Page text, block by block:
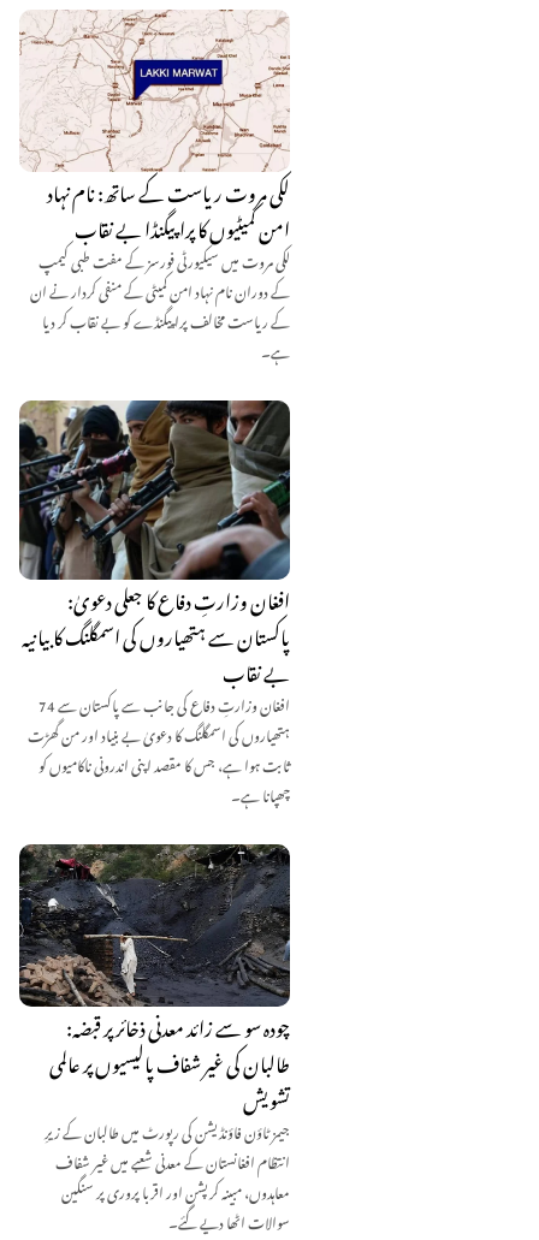
لکی مروت ریاست کے ساتھ: نام نہاد
امن کمیٹیوں کا پراپیگنڈا بے نقاب
لکی مروت میں سیکیورٹی فورسز کے مفت طبی کیمپ
کے دوران نام نہاد امن کمیٹی کے منفی کردار نے ان
کے ریاست مخالف پراپیگنڈے کو بے نقاب کر دیا
ہے۔
افغان وزارتِ دفاع کا جعلی دعویٰ:
پاکستان سے ہتھیاروں کی اسمگلنگ کا بیانیہ
بے نقاب
افغان وزارتِ دفاع کی جانب سے پاکستان سے 74
ہتھیاروں کی اسمگلنگ کا دعویٰ بے بنیاد اور من گھڑت
ثابت ہوا ہے، جس کا مقصد اپنی اندرونی ناکامیوں کو
چھپانا ہے۔
چودہ سو سے زائد معدنی ذخائر پر قبضہ:
طالبان کی غیر شفاف پالیسیوں پر عالمی
تشویش
جیمز ٹاؤن فاؤنڈیشن کی رپورٹ میں طالبان کے زیرِ
انتظام افغانستان کے معدنی شعبے میں غیر شفاف
معاہدوں، مبینہ کرپشن اور اقربا پروری پر سنگین
سوالات اٹھا دیے گئے۔